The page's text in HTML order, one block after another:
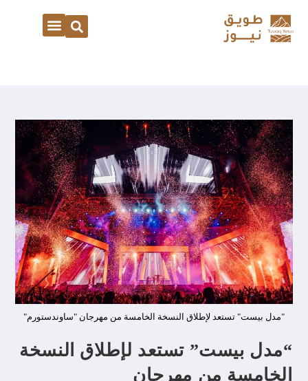
"مدل بيست" تستعد لإطلاق النسخة الخامسة من مهرجان "ساوندستورم"
“مدل بيست” تستعد لإطلاق النسخة
الخامسة من مهرجان